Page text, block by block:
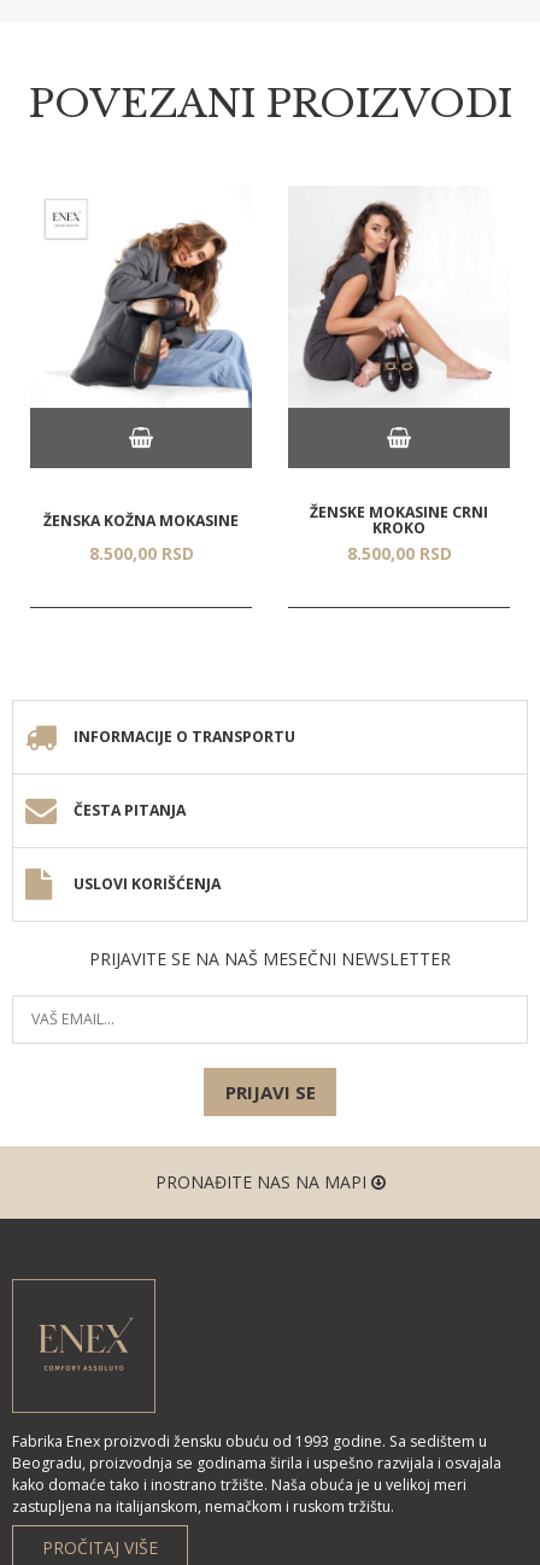
POVEZANI PROIZVODI
ŽENSKA KOŽNA MOKASINE
8.500,00 RSD
ŽENSKE MOKASINE CRNI
KROKO
8.500,00 RSD
INFORMACIJE O TRANSPORTU
ČESTA PITANJA
USLOVI KORIŠĆENJA
PRIJAVITE SE NA NAŠ MESEČNI NEWSLETTER
PRIJAVI SE
PRONAĐITE NAS NA MAPI
Fabrika Enex proizvodi žensku obuću od 1993 godine. Sa sedištem u
Beogradu, proizvodnja se godinama širila i uspešno razvijala i osvajala
kako domaće tako i inostrano tržište. Naša obuća je u velikoj meri
zastupljena na italijanskom, nemačkom i ruskom tržištu.
PROČITAJ VIŠE